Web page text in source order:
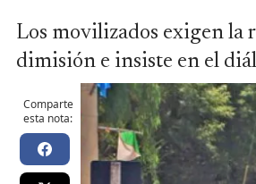
Los movilizados exigen la
dimisión e insiste en el
Comparte
esta nota: